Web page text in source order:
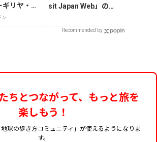
リヤ・
に挑戦！
ン
sit Japan Web」の登
Recommended by
ちとつながって、もっと旅を
楽しもう！
球の歩き方コミュニティ」が使えるようになりま
す。